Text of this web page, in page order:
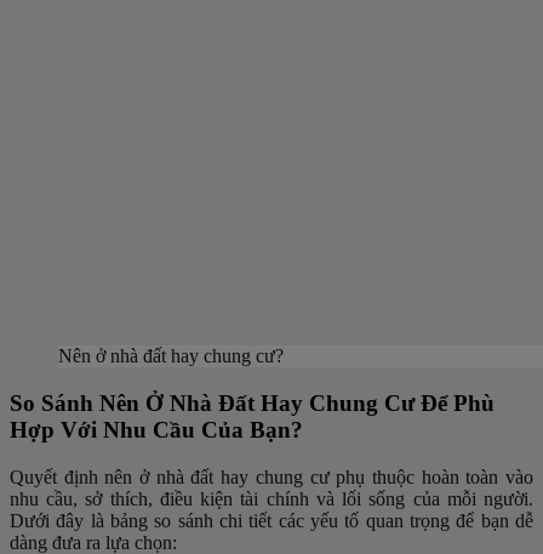
Nên ở nhà đất hay chung cư?
So Sánh Nên Ở Nhà Đất Hay Chung Cư Để Phù
Hợp Với Nhu Cầu Của Bạn?
Quyết định nên ở nhà đất hay chung cư phụ thuộc hoàn toàn vào
nhu cầu, sở thích, điều kiện tài chính và lối sống của mỗi người.
Dưới đây là bảng so sánh chi tiết các yếu tố quan trọng để bạn dễ
dàng đưa ra lựa chọn: